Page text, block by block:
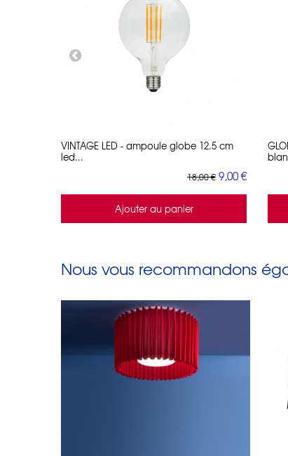
VINTAGE LED - ampoule globe 12.5 cm
led...
18,00 € 9,00 €
Ajouter au panier
Nous vous recommandons